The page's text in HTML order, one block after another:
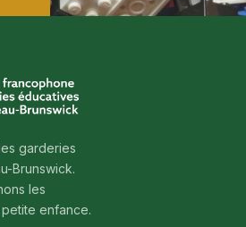
garderies
Brunswick.
les
enfance.